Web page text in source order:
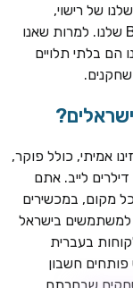
של רישוי,
אבטחה ומהירות משיכה נכללים ברשימת BEST שלנו. למרות שאנו
הם בלתי תלויים
אמיתי, כולל פוקר,
לייב. אתם
מקום, במכשירים
למשתמשים בישראל
בעברית
חשבון